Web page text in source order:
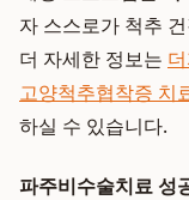
자 스스로가 척추
더 자세한 정보는
고양척추협착증 치
하실 수 있습니다.
파주비수술치료 성